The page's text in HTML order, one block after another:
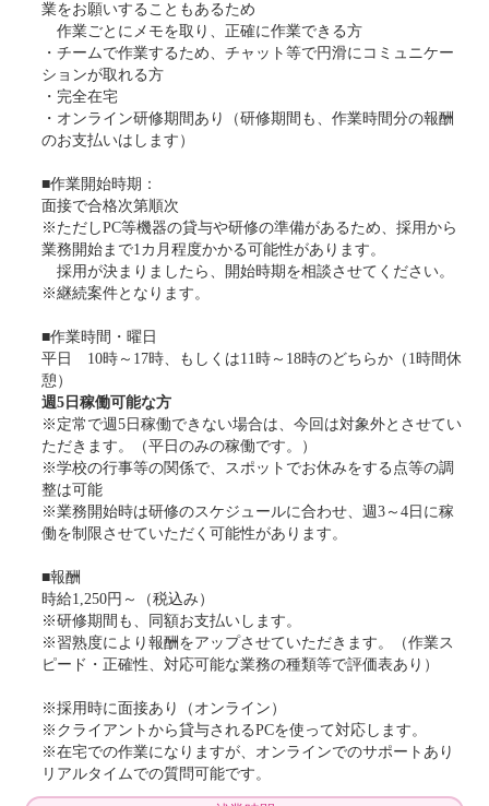
業をお願いすることもあるため
作業ごとにメモを取り、正確に作業できる方
・チームで作業するため、チャット等で円滑にコミュニケー
ションが取れる方
・完全在宅
・オンライン研修期間あり（研修期間も、作業時間分の報酬
のお支払いはします）
■作業開始時期：
面接で合格次第順次
※ただしPC等機器の貸与や研修の準備があるため、採用から
業務開始まで1カ月程度かかる可能性があります。
採用が決まりましたら、開始時期を相談させてください。
※継続案件となります。
■作業時間・曜日
平日 10時～17時、もしくは11時～18時のどちらか（1時間休
憩）
週5日稼働可能な方
※定常で週5日稼働できない場合は、今回は対象外とさせてい
ただきます。（平日のみの稼働です。）
※学校の行事等の関係で、スポットでお休みをする点等の調
整は可能
※業務開始時は研修のスケジュールに合わせ、週3～4日に稼
働を制限させていただく可能性があります。
■報酬
時給1,250円～（税込み）
※研修期間も、同額お支払いします。
※習熟度により報酬をアップさせていただきます。（作業ス
ピード・正確性、対応可能な業務の種類等で評価表あり）
※採用時に面接あり（オンライン）
※クライアントから貸与されるPCを使って対応します。
※在宅での作業になりますが、オンラインでのサポートあり
リアルタイムでの質問可能です。